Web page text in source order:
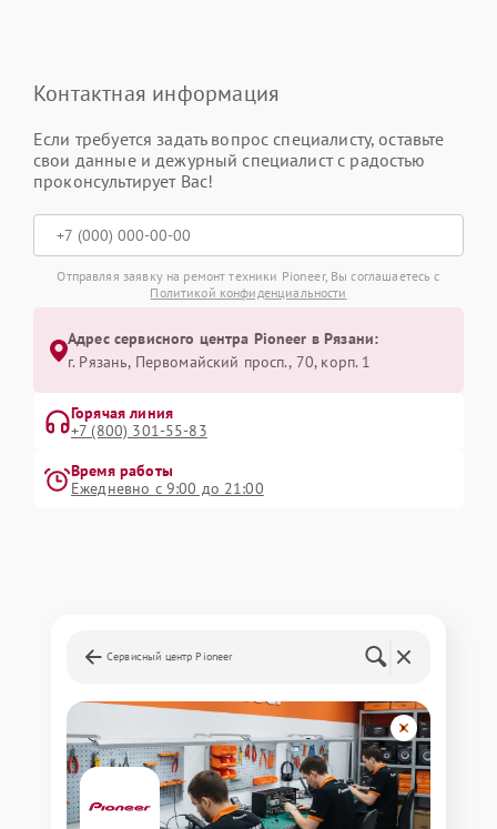
Контактная информация
Если требуется задать вопрос специалисту, оставьте
свои данные и дежурный специалист с радостью
проконсультирует Вас!
Отправляя заявку на ремонт техники Pioneer, Вы соглашаетесь с
Политикой конфиденциальности
Адрес сервисного центра Pioneer в Рязани:
г. Рязань, Первомайский просп., 70, корп. 1
Горячая линия
+7 (800) 301-55-83
Время работы
Ежедневно с 9:00 до 21:00
Сервисный центр Pioneer